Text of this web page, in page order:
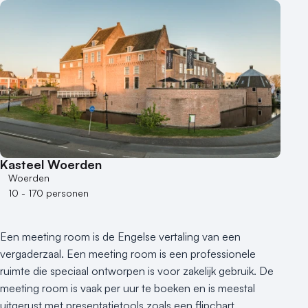
Buitenlocatie
Groene locatie
Heisessie
Hotel
Hybride events
Industriële locatie
Kasteel en landgoed
Kleine / intieme locatie
Locaties aan zee
Museum
Varende locatie
Kasteel Woerden
Woerden
10 - 170 personen
Een meeting room is de Engelse vertaling van een
vergaderzaal. Een meeting room is een professionele
ruimte die speciaal ontworpen is voor zakelijk gebruik. De
meeting room is vaak per uur te boeken en is meestal
uitgerust met presentatietools zoals een flipchart,